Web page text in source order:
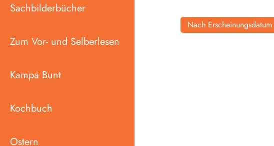
Sachbilderbücher
Zum Vor- und Selberlesen
Kampa Bunt
Kochbuch
Ostern
Nach